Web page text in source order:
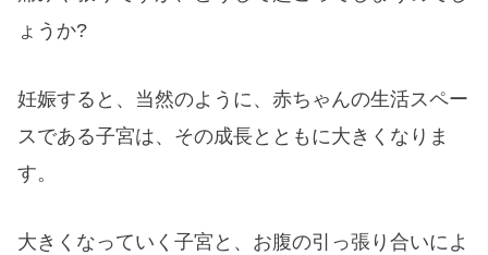
ょうか?
妊娠すると、当然のように、赤ちゃんの生活スペー
スである子宮は、その成長とともに大きくなりま
す。
大きくなっていく子宮と、お腹の引っ張り合いによ